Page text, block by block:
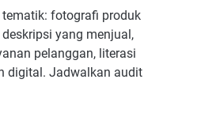
fotografi produk
yang menjual,
pelanggan, literasi
digital. Jadwalkan audit